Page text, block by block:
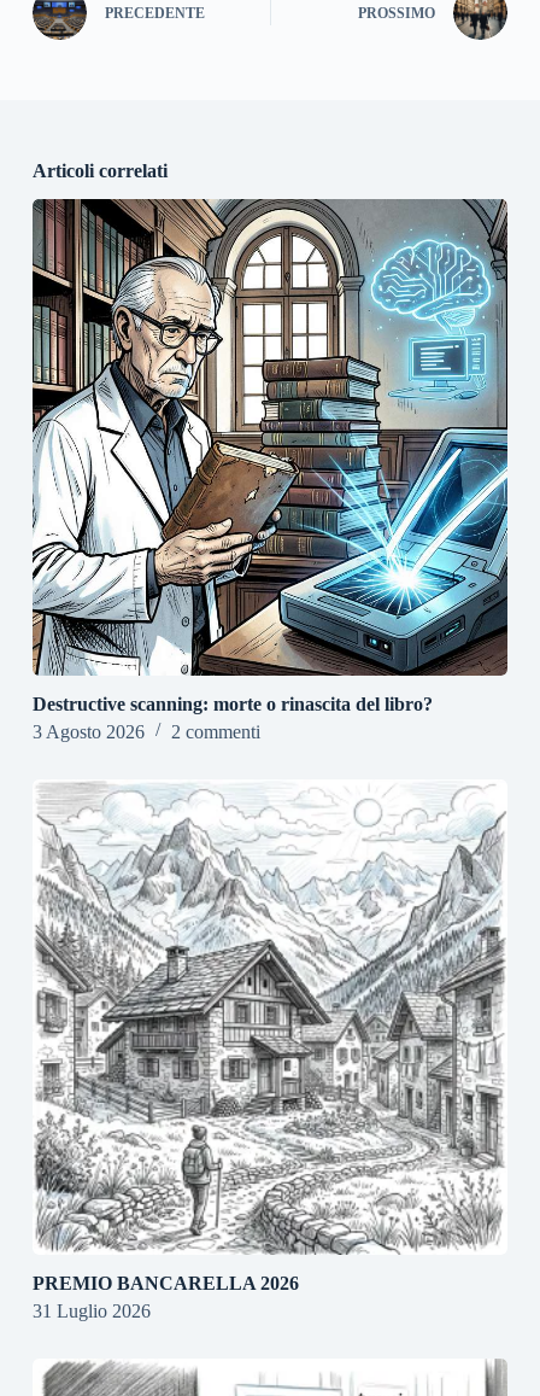
PRECEDENTE PROSSIMO
Articoli correlati
Destructive scanning: morte o rinascita del libro?
3 Agosto 2026
2 commenti
PREMIO BANCARELLA 2026
31 Luglio 2026